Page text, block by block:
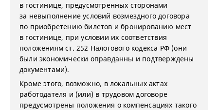
в гостинице, предусмотренных сторонами
за невыполнение условий возмездного договора
по приобретению билетов и бронированию мест
в гостинице, при условии их соответствия
положениям ст. 252 Налогового кодекса РФ (они
были экономически оправданны и подтверждены
документами).
Кроме этого, возможно, в локальных актах
работодателя и (или) в трудовом договоре
предусмотрены положения о компенсациях такого